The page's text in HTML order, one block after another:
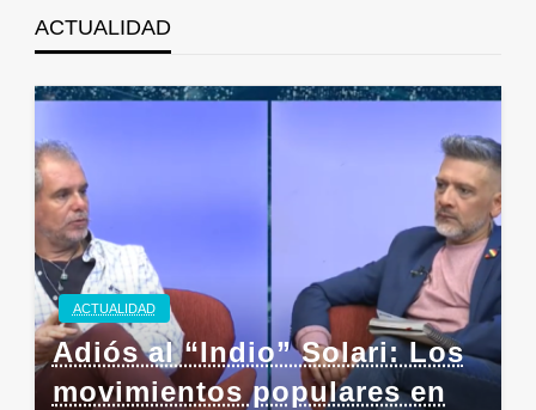
ACTUALIDAD
ACTUALIDAD
Adiós al “Indio” Solari: Los
movimientos populares en